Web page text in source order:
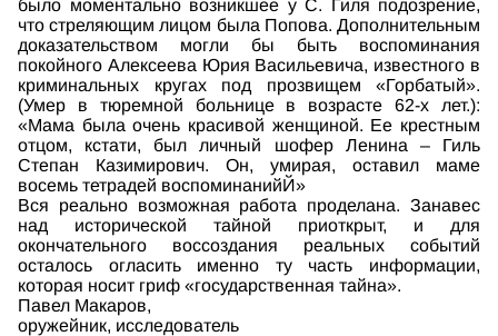
было моментально возникшее у С. Гиля подозрение,
что стреляющим лицом была Попова. Дополнительным
доказательством могли бы быть воспоминания
покойного Алексеева Юрия Васильевича, известного в
криминальных кругах под прозвищем «Горбатый».
(Умер в тюремной больнице в возрасте 62-х лет.):
«Мама была очень красивой женщиной. Ее крестным
отцом, кстати, был личный шофер Ленина – Гиль
Степан Казимирович. Он, умирая, оставил маме
восемь тетрадей воспоминанийЙ»
Вся реально возможная работа проделана. Занавес
над исторической тайной приоткрыт, и для
окончательного воссоздания реальных событий
осталось огласить именно ту часть информации,
которая носит гриф «государственная тайна».
Павел Макаров,
оружейник, исследователь